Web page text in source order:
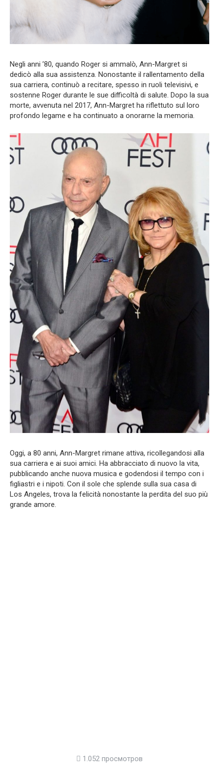
Negli anni ’80, quando Roger si ammalò, Ann-Margret si
dedicò alla sua assistenza. Nonostante il rallentamento della
sua carriera, continuò a recitare, spesso in ruoli televisivi, e
sostenne Roger durante le sue difficoltà di salute. Dopo la sua
morte, avvenuta nel 2017, Ann-Margret ha riflettuto sul loro
profondo legame e ha continuato a onorarne la memoria.
Oggi, a 80 anni, Ann-Margret rimane attiva, ricollegandosi alla
sua carriera e ai suoi amici. Ha abbracciato di nuovo la vita,
pubblicando anche nuova musica e godendosi il tempo con i
figliastri e i nipoti. Con il sole che splende sulla sua casa di
Los Angeles, trova la felicità nonostante la perdita del suo più
grande amore.
1.052 просмотров